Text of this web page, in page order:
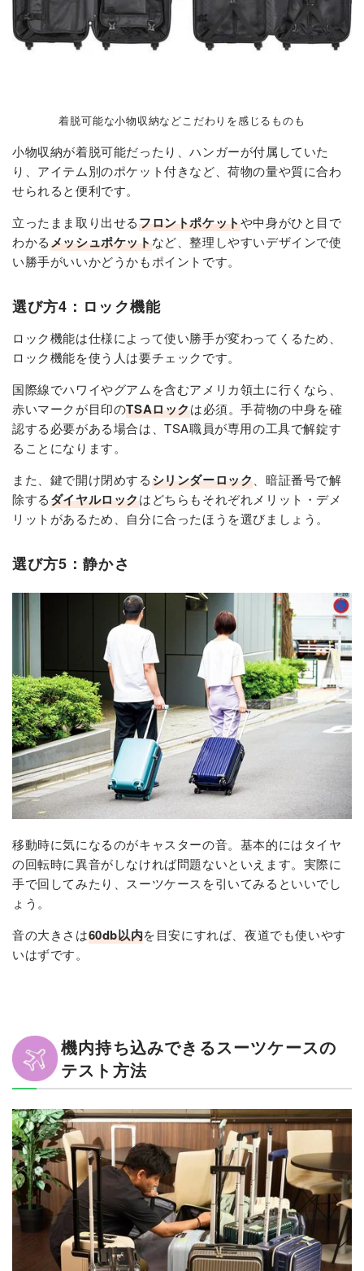
着脱可能な小物収納などこだわりを感じるものも
小物収納が着脱可能だったり、ハンガーが付属していた
り、アイテム別のポケット付きなど、荷物の量や質に合わ
せられると便利です。
立ったまま取り出せるフロントポケットや中身がひと目で
わかるメッシュポケットなど、整理しやすいデザインで使
い勝手がいいかどうかもポイントです。
選び方4：ロック機能
ロック機能は仕様によって使い勝手が変わってくるため、
ロック機能を使う人は要チェックです。
国際線でハワイやグアムを含むアメリカ領土に行くなら、
赤いマークが目印のTSAロックは必須。手荷物の中身を確
認する必要がある場合は、TSA職員が専用の工具で解錠す
ることになります。
また、鍵で開け閉めするシリンダーロック 、暗証番号で解
除するダイヤルロックはどちらもそれぞれメリット・デメ
リットがあるため、自分に合ったほうを選びましょう。
選び方5：静かさ
移動時に気になるのがキャスターの音。基本的にはタイヤ
の回転時に異音がしなければ問題ないといえます。実際に
手で回してみたり、スーツケースを引いてみるといいでし
ょう。
音の大きさは60db以内を目安にすれば、夜道でも使いやす
いはずです。
機内持ち込みできるスーツケースの
テスト方法